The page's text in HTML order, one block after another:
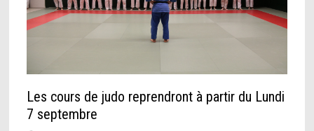
Les cours de judo reprendront à partir du Lundi
7 septembre